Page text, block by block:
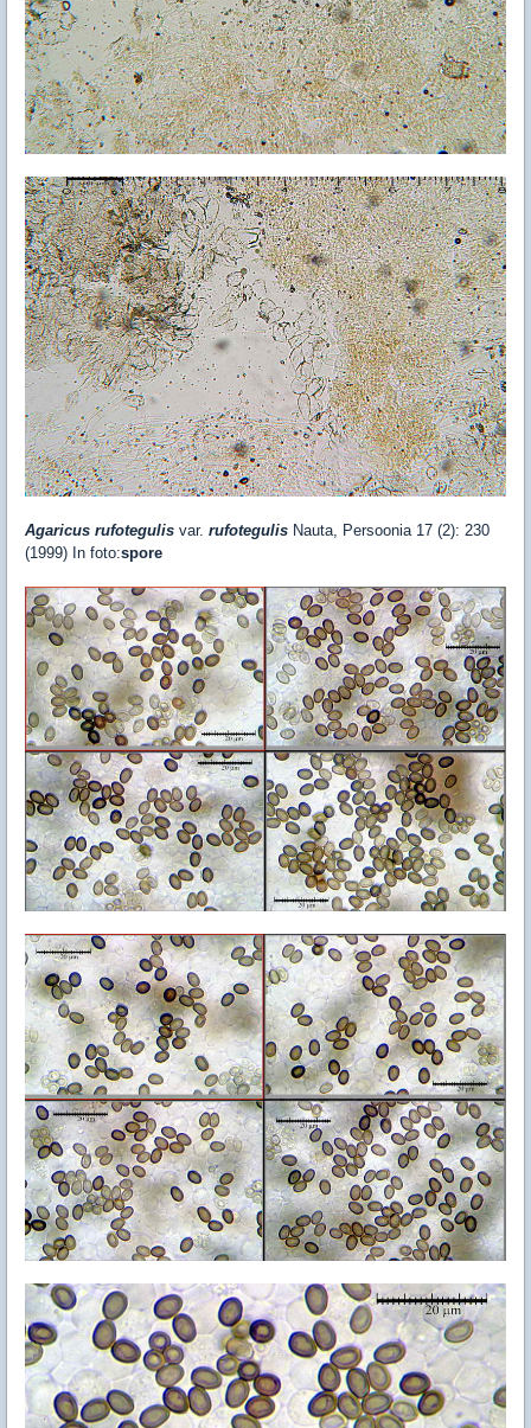
Agaricus rufotegulis var. rufotegulis Nauta, Persoonia 17 (2): 230
(1999) In foto:spore